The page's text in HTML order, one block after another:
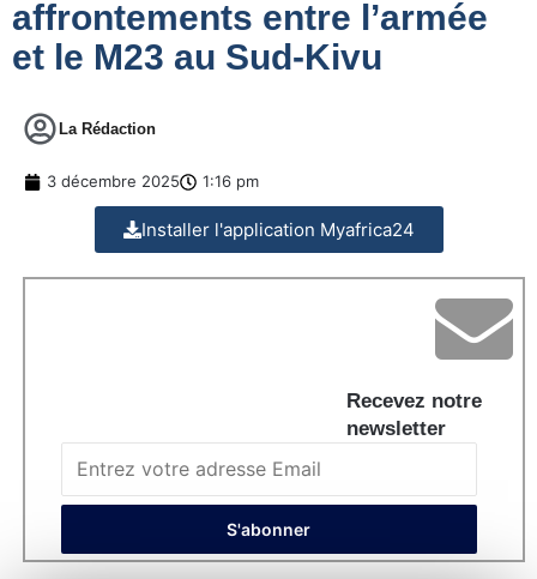
affrontements entre l’armée
et le M23 au Sud-Kivu
La Rédaction
3 décembre 2025 1:16 pm
Installer l'application Myafrica24
Recevez notre
newsletter